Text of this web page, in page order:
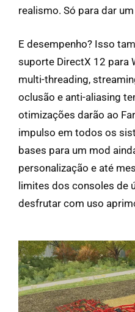
realismo. Só para dar
E desempenho? Isso
suporte DirectX 12 para
multi-threading,
oclusão e anti-aliasing
otimizações darão ao
impulso em todos os
bases para um mod
personalização e até
limites dos consoles de
desfrutar com uso